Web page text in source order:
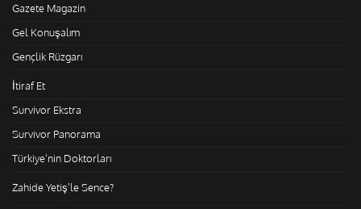
Gazete Magazin
Gel Konuşalım
Gençlik Rüzgarı
İtiraf Et
Survivor Ekstra
Survivor Panorama
Türkiye'nin Doktorları
Zahide Yetiş'le Sence?